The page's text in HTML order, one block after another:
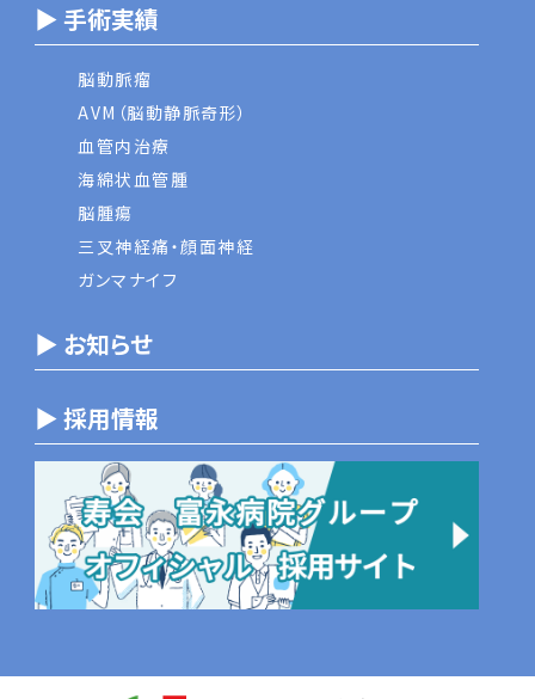
▶ 手術実績
脳動脈瘤
AVM（脳動静脈奇形）
血管内治療
海綿状血管腫
脳腫瘍
三叉神経痛・顔面神経
ガンマナイフ
▶ お知らせ
▶ 採用情報